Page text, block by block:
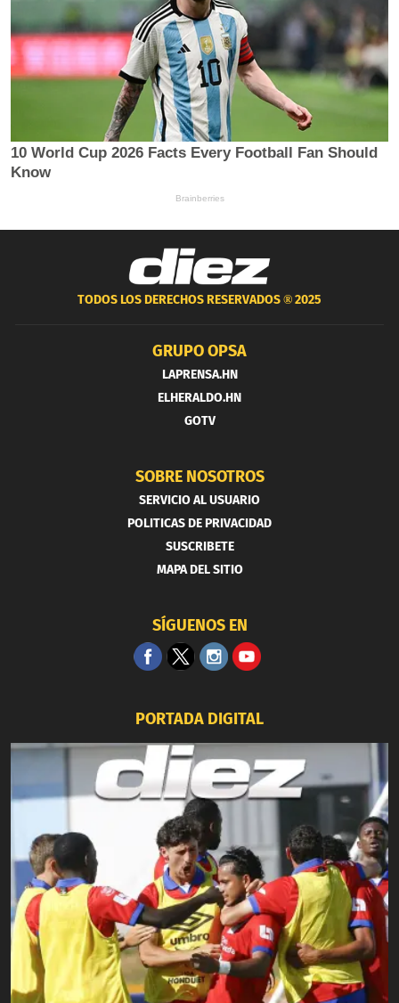
TODOS LOS DERECHOS RESERVADOS ®2025
GRUPO OPSA
LAPRENSA.HN
ELHERALDO.HN
GOTV
SOBRE NOSOTROS
SERVICIO AL USUARIO
POLITICAS DE PRIVACIDAD
SUSCRIBETE
MAPA DEL SITIO
SÍGUENOS EN
PORTADA DIGITAL